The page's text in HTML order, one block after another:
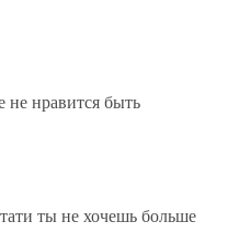
не нравится быть
ты не хочешь больше